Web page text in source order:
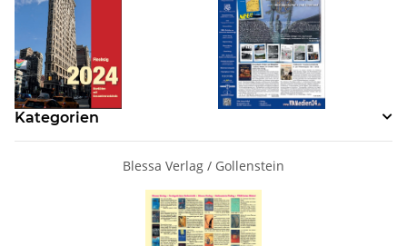
Kategorien
Blessa Verlag / Gollenstein